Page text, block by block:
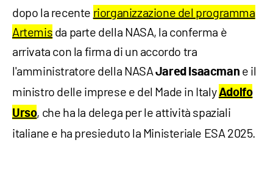
dopo la recente riorganizzazione del programma
Artemis da parte della NASA, la conferma è
arrivata con la firma di un accordo tra
l'amministratore della NASA Jared Isaacman e il
ministro delle imprese e del Made in ItalyAdolfo
Urso, che ha la delega per le attività spaziali
italiane e ha presieduto la Ministeriale ESA 2025.